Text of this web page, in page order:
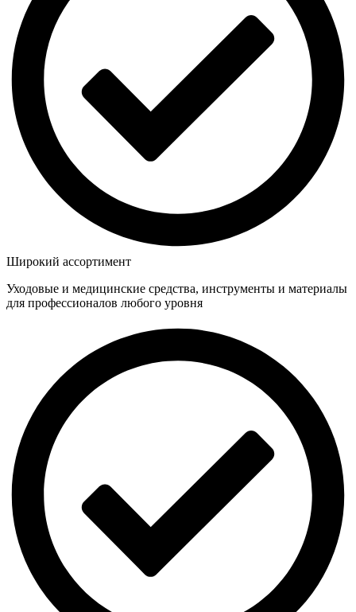
Широкий ассортимент
Уходовые и медицинские средства, инструменты и материалы
для профессионалов любого уровня